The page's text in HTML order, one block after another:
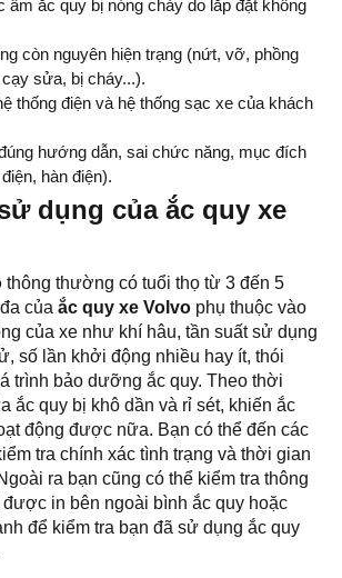
âm ắc quy bị nóng chảy do lắp đặt không
còn nguyên hiện trạng (nứt, vỡ, phồng
sửa, bị cháy...).
thống điện và hệ thống sạc xe của khách
hướng dẫn, sai chức năng, mục đích
hàn điện).
dụng của ắc quy xe
thông thường có tuổi thọ từ 3 đến 5
của ắc quy xe Volvo phụ thuộc vào
của xe như khí hâu, tần suất sử dụng
số lần khởi động nhiều hay ít, thói
trình bảo dưỡng ắc quy. Theo thời
ắc quy bị khô dần và rỉ sét, khiến ắc
động được nữa. Bạn có thể đến các
tra chính xác tình trạng và thời gian
ra bạn cũng có thể kiểm tra thông
in bên ngoài bình ắc quy hoặc
để kiểm tra bạn đã sử dụng ắc quy